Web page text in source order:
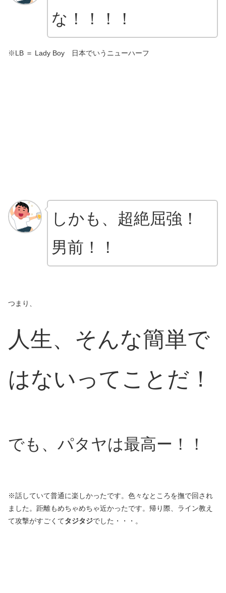
な！！！！
※LB ＝ Lady Boy 日本でいうニューハーフ
しかも、超絶屈強！
男前！！
つまり、
人生、そんな簡単で
はないってことだ！
でも、パタヤは最高ー！！
※話していて普通に楽しかったです。色々なところを撫で回され
ました。距離もめちゃめちゃ近かったです。帰り際、ライン教え
て攻撃がすごくてタジタジでした・・・。